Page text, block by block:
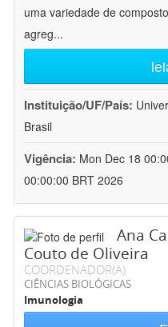
uma variedade de
agreg...
Instituição/UF/País:
Brasil
Vigência: Mon Dec 18
00:00:00 BRT 2026
Ana
Couto de Oliveira
COORDENADOR(A)
CIÊNCIAS BIOLÓGICAS
Imunologia